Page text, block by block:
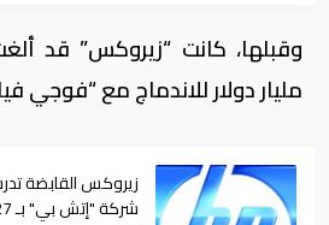
مليار دولار للاندماج مع “فوجي
زيروكس القابضة
شركة "إتش بي" بـ 27 مليار دولار